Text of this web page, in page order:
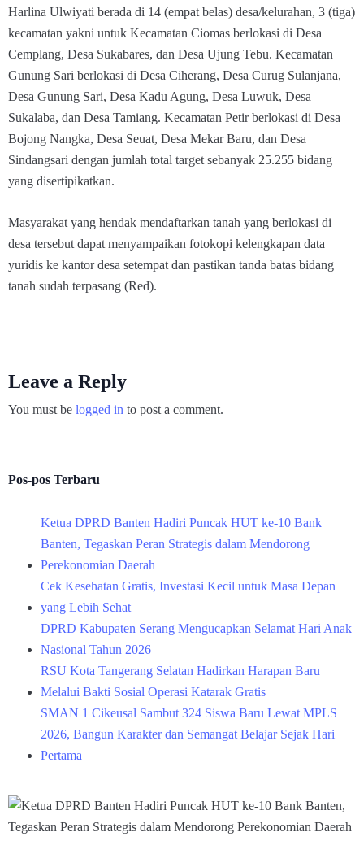
Harlina Ulwiyati berada di 14 (empat belas) desa/kelurahan, 3 (tiga)
kecamatan yakni untuk Kecamatan Ciomas berlokasi di Desa
Cemplang, Desa Sukabares, dan Desa Ujung Tebu. Kecamatan
Gunung Sari berlokasi di Desa Ciherang, Desa Curug Sulanjana,
Desa Gunung Sari, Desa Kadu Agung, Desa Luwuk, Desa
Sukalaba, dan Desa Tamiang. Kecamatan Petir berlokasi di Desa
Bojong Nangka, Desa Seuat, Desa Mekar Baru, dan Desa
Sindangsari dengan jumlah total target sebanyak 25.255 bidang
yang disertipikatkan.
Masyarakat yang hendak mendaftarkan tanah yang berlokasi di
desa tersebut dapat menyampaikan fotokopi kelengkapan data
yuridis ke kantor desa setempat dan pastikan tanda batas bidang
tanah sudah terpasang (Red).
Leave a Reply
You must be logged in to post a comment.
Pos-pos Terbaru
Ketua DPRD Banten Hadiri Puncak HUT ke-10 Bank
Banten, Tegaskan Peran Strategis dalam Mendorong
Perekonomian Daerah
Cek Kesehatan Gratis, Investasi Kecil untuk Masa Depan
yang Lebih Sehat
DPRD Kabupaten Serang Mengucapkan Selamat Hari Anak
Nasional Tahun 2026
RSU Kota Tangerang Selatan Hadirkan Harapan Baru
Melalui Bakti Sosial Operasi Katarak Gratis
SMAN 1 Cikeusal Sambut 324 Siswa Baru Lewat MPLS
2026, Bangun Karakter dan Semangat Belajar Sejak Hari
Pertama